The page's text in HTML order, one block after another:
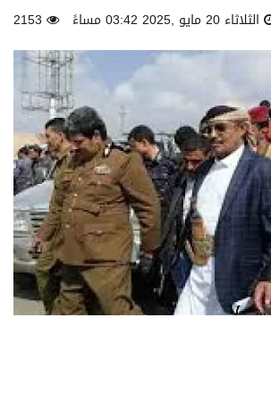
الثلاثاء 20 مايو ,2025 03:42 مساءً 2153